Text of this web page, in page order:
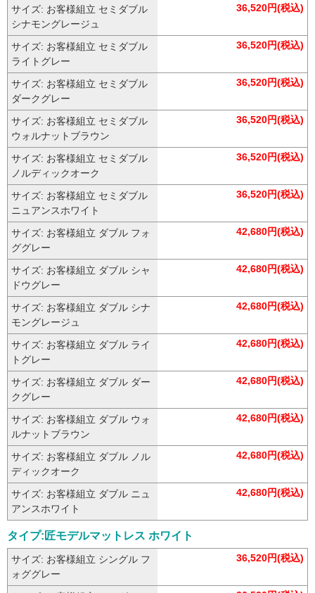
サイズ: お客様組立 セミダブル
シナモングレージュ
36,520円(税込)
サイズ: お客様組立 セミダブル
ライトグレー
36,520円(税込)
サイズ: お客様組立 セミダブル
ダークグレー
36,520円(税込)
サイズ: お客様組立 セミダブル
ウォルナットブラウン
36,520円(税込)
サイズ: お客様組立 セミダブル
ノルディックオーク
36,520円(税込)
サイズ: お客様組立 セミダブル
ニュアンスホワイト
36,520円(税込)
サイズ: お客様組立 ダブル フォ
ググレー
42,680円(税込)
サイズ: お客様組立 ダブル シャ
ドウグレー
42,680円(税込)
サイズ: お客様組立 ダブル シナ
モングレージュ
42,680円(税込)
サイズ: お客様組立 ダブル ライ
トグレー
42,680円(税込)
サイズ: お客様組立 ダブル ダー
クグレー
42,680円(税込)
サイズ: お客様組立 ダブル ウォ
ルナットブラウン
42,680円(税込)
サイズ: お客様組立 ダブル ノル
ディックオーク
42,680円(税込)
サイズ: お客様組立 ダブル ニュ
アンスホワイト
42,680円(税込)
タイプ:匠モデルマットレス ホワイト
サイズ: お客様組立 シングル フ
ォググレー
36,520円(税込)